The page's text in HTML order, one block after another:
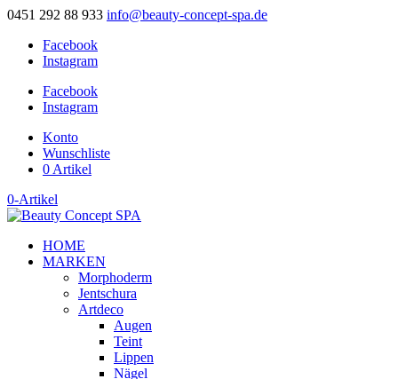
0451 292 88 933 info@beauty-concept-spa.de
Facebook
Instagram
Facebook
Instagram
Konto
Wunschliste
0 Artikel
0-Artikel
HOME
MARKEN
Morphoderm
Jentschura
Artdeco
Augen
Teint
Lippen
Nägel